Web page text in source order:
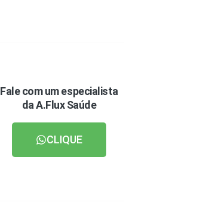
Fale com um especialista
da A.Flux Saúde
CLIQUE